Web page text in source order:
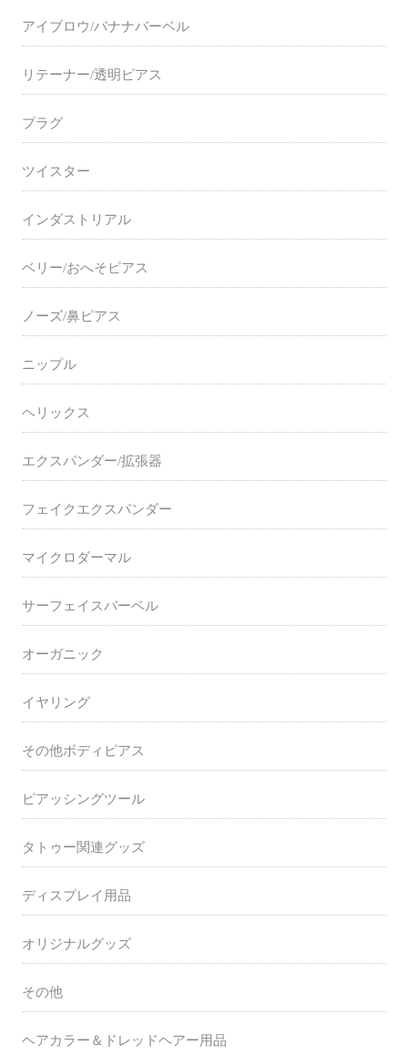
アイブロウ/バナナバーベル
リテーナー/透明ピアス
プラグ
ツイスター
インダストリアル
ベリー/おへそピアス
ノーズ/鼻ピアス
ニップル
ヘリックス
エクスパンダー/拡張器
フェイクエクスパンダー
マイクロダーマル
サーフェイスバーベル
オーガニック
イヤリング
その他ボディピアス
ピアッシングツール
タトゥー関連グッズ
ディスプレイ用品
オリジナルグッズ
その他
ヘアカラー＆ドレッドヘアー用品